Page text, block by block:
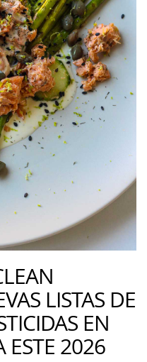
LISTAS DE
EN
ESTE 2026